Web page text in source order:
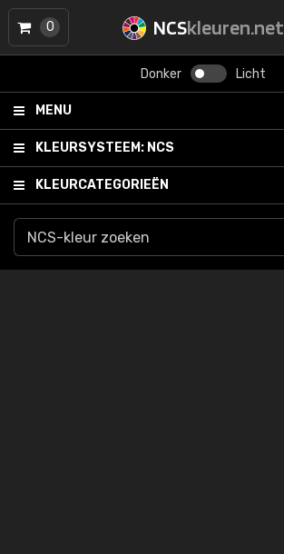
NCSkleuren.net
Donker Licht
MENU
KLEURSYSTEEM: NCS
KLEURCATEGORIEËN
0